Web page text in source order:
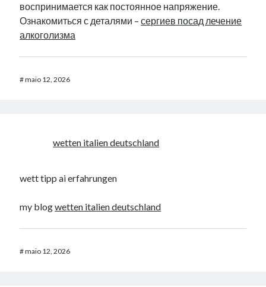
воспринимается как постоянное напряжение.
Ознакомиться с деталями –сергиев посад лечение
алкоголизма
#maio 12, 2026
wetten italien deutschland
wett tipp ai erfahrungen
my blogwetten italien deutschland
#maio 12, 2026